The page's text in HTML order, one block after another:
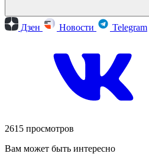
Дзен Новости Telegram
2615 просмотров
Вам может быть интересно